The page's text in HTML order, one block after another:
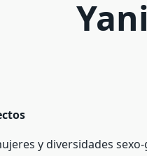
y diversidades